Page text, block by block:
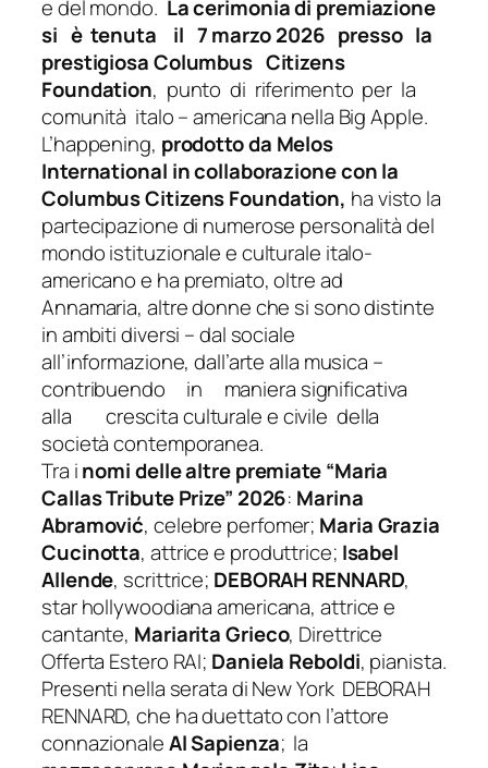
e del mondo. La cerimonia di premiazione
si è tenuta il 7 marzo 2026 presso la
prestigiosa Columbus Citizens
Foundation, punto di riferimento per la
comunità italo – americana nella Big Apple.
L’happening, prodotto da Melos
International in collaborazione con la
Columbus Citizens Foundation, ha visto la
partecipazione di numerose personalità del
mondo istituzionale e culturale italo-
americano e ha premiato, oltre ad
Annamaria, altre donne che si sono distinte
in ambiti diversi – dal sociale
all’informazione, dall’arte alla musica –
contribuendo in maniera significativa
alla crescita culturale e civile della
società contemporanea.
Tra inomi delle altre premiate “Maria
Callas Tribute Prize” 2026: Marina
Abramović, celebre perfomer; Maria Grazia
Cucinotta, attrice e produttrice; Isabel
Allende, scrittrice; DEBORAH RENNARD,
star hollywoodianaamericana, attricee
cantante, Mariarita Grieco, Direttrice
Offerta Estero RAI; Daniela Reboldi, pianista.
Presenti nella serata di New York DEBORAH
RENNARD, che ha duettato con l’attore
connazionaleAlSapienza; la